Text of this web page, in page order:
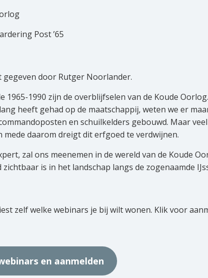
Post ’65
door Rutger Noorlander.
1990 zijn de overblijfselen van de Koude
heeft gehad op de maatschappij, weten we er
en schuilkelders gebouwd. Maar
daarom dreigt dit erfgoed te verdwijnen.
zal ons meenemen in de wereld van de Koude
is in het landschap langs de zogenaamde
zelf welke webinars je bij wilt wonen. Klik voor
en aanmelden